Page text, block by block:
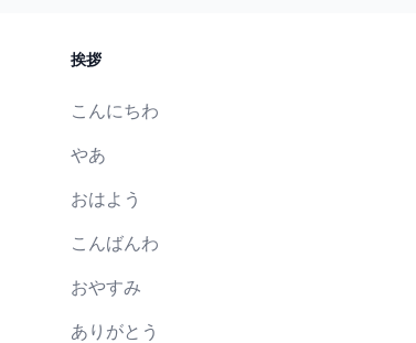
挨拶
こんにちわ
やあ
おはよう
こんばんわ
おやすみ
ありがとう